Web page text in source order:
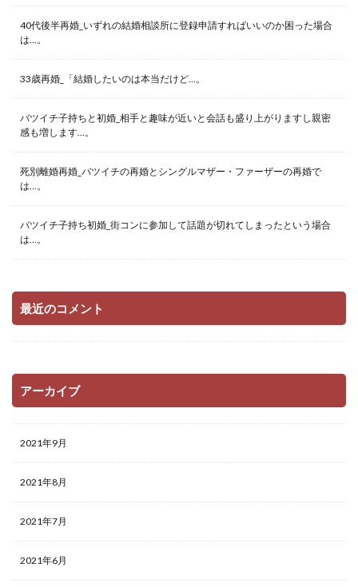
40代後半再婚_いずれの結婚相談所に登録申請すればいいのか困った場合
は…。
33歳再婚_「結婚したいのは本当だけど…。
バツイチ子持ちと初婚_相手と趣味が近いと会話も盛り上がりますし親密
感も増します…。
死別離婚再婚_バツイチの再婚とシングルマザー・ファーザーの再婚で
は…。
バツイチ子持ち初婚_街コンに参加して話題が切れてしまったという場合
は…。
最近のコメント
アーカイブ
2021年9月
2021年8月
2021年7月
2021年6月